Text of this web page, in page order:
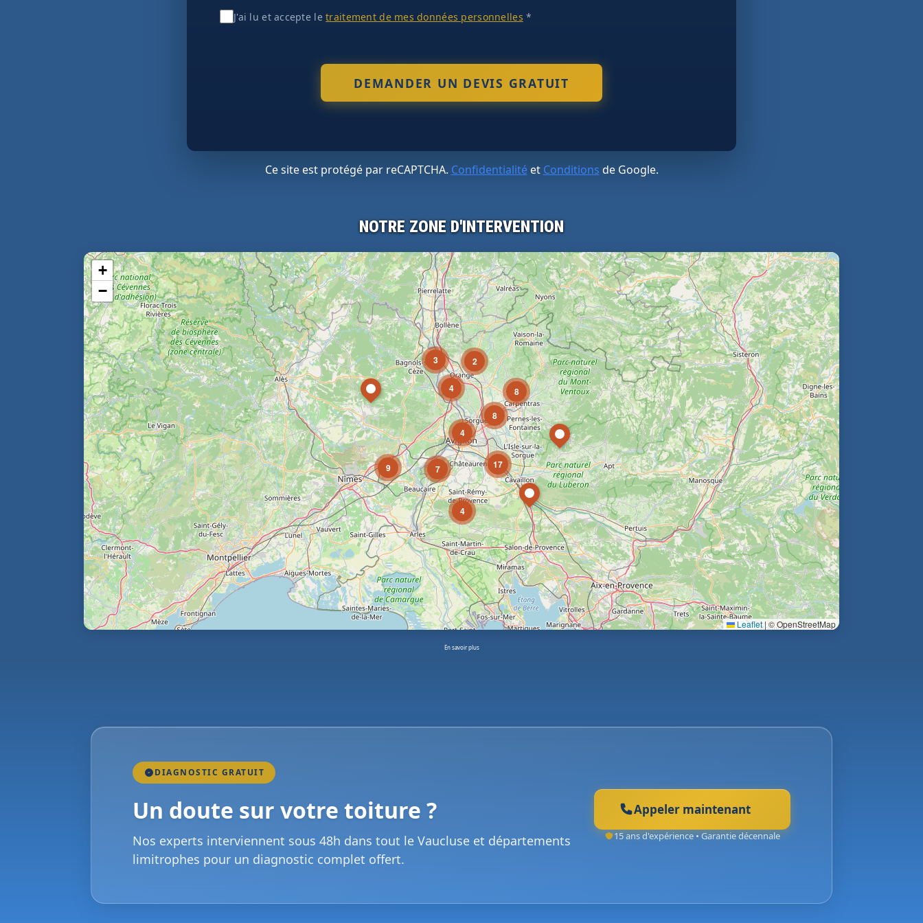
J'ai lu et accepte letraitement de mes données personnelles *
Ce site est protégé par reCAPTCHA. Confidentialitéet Conditions de Google.
NOTRE ZONE D'INTERVENTION
3
4
9 7
2
4
4
17
8
8
+
−
Leaflet|© OpenStreetMap
En savoir plus
DIAGNOSTIC GRATUIT
Un doute sur votre toiture ?
Nos experts interviennent sous 48h dans tout le Vaucluse et départements
limitrophes pour un diagnostic complet offert.
Appeler maintenant
15 ans d'expérience • Garantie décennale